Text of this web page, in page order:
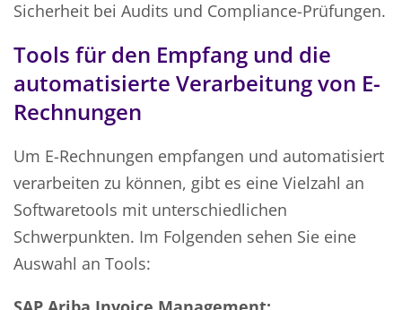
Sicherheit bei Audits und Compliance-Prüfungen.
Tools für den Empfang und die
automatisierte Verarbeitung von E-
Rechnungen
Um E-Rechnungen empfangen und automatisiert
verarbeiten zu können, gibt es eine Vielzahl an
Softwaretools mit unterschiedlichen
Schwerpunkten. Im Folgenden sehen Sie eine
Auswahl an Tools: